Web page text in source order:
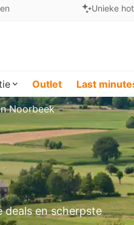
Unieke
Outlet Last
deals en scherpste
Noorbeek